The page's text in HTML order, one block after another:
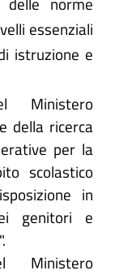
essenziali
istruzione e
Ministero
della ricerca
per la
scolastico
in
genitori e
Ministero